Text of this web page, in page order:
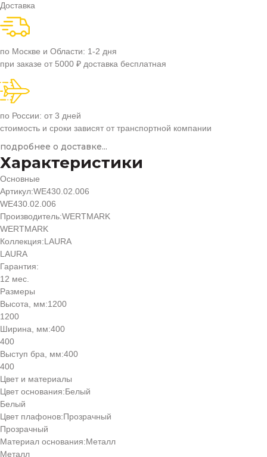
Доставка
по Москве и Области: 1-2 дня
при заказе от 5000 ₽ доставка бесплатная
по России: от 3 дней
стоимость и сроки зависят от транспортной компании
подробнее о доставке...
Характеристики
Основные
Артикул:WE430.02.006
WE430.02.006
Производитель:WERTMARK
WERTMARK
Коллекция:LAURA
LAURA
Гарантия:
12 мес.
Размеры
Высота, мм:1200
1200
Ширина, мм:400
400
Выступ бра, мм:400
400
Цвет и материалы
Цвет основания:Белый
Белый
Цвет плафонов:Прозрачный
Прозрачный
Материал основания:Металл
Металл